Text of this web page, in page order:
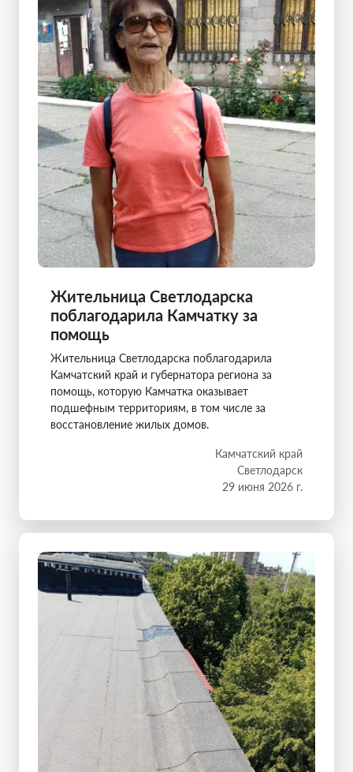
Жительница Светлодарска
поблагодарила Камчатку за
помощь
Жительница Светлодарска поблагодарила
Камчатский край и губернатора региона за
помощь, которую Камчатка оказывает
подшефным территориям, в том числе за
восстановление жилых домов.
Камчатский край
Светлодарск
29 июня 2026 г.